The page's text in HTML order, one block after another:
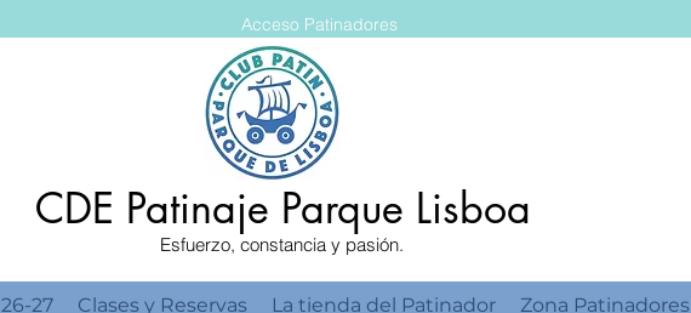
CDE Patinaje Parque Lisboa
Esfuerzo, constancia y pasión.
Acceso Patinadores
27 Clases y Reservas La tienda del Patinador Zona Patinadores